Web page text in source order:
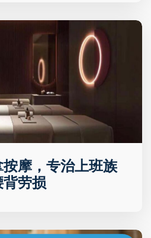
摩，专治上班族
劳损